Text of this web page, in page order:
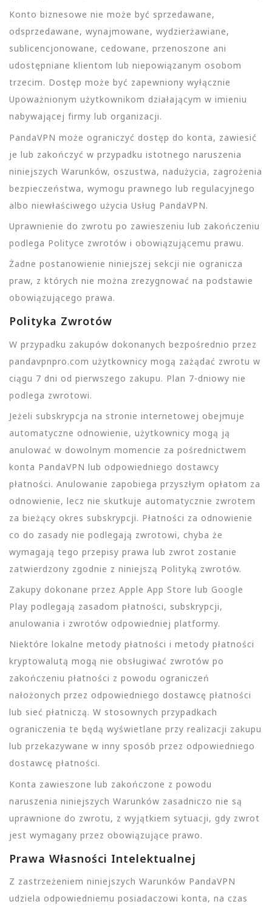
Konto biznesowe nie może być sprzedawane,
odsprzedawane, wynajmowane, wydzierżawiane,
sublicencjonowane, cedowane, przenoszone ani
udostępniane klientom lub niepowiązanym osobom
trzecim. Dostęp może być zapewniony wyłącznie
Upoważnionym użytkownikom działającym w imieniu
nabywającej firmy lub organizacji.
PandaVPN może ograniczyć dostęp do konta, zawiesić
je lub zakończyć w przypadku istotnego naruszenia
niniejszych Warunków, oszustwa, nadużycia, zagrożenia
bezpieczeństwa, wymogu prawnego lub regulacyjnego
albo niewłaściwego użycia Usług PandaVPN.
Uprawnienie do zwrotu po zawieszeniu lub zakończeniu
podlega Polityce zwrotów i obowiązującemu prawu.
Żadne postanowienie niniejszej sekcji nie ogranicza
praw, z których nie można zrezygnować na podstawie
obowiązującego prawa.
Polityka Zwrotów
W przypadku zakupów dokonanych bezpośrednio przez
pandavpnpro.com użytkownicy mogą zażądać zwrotu w
ciągu 7 dni od pierwszego zakupu. Plan 7-dniowy nie
podlega zwrotowi.
Jeżeli subskrypcja na stronie internetowej obejmuje
automatyczne odnowienie, użytkownicy mogą ją
anulować w dowolnym momencie za pośrednictwem
konta PandaVPN lub odpowiedniego dostawcy
płatności. Anulowanie zapobiega przyszłym opłatom za
odnowienie, lecz nie skutkuje automatycznie zwrotem
za bieżący okres subskrypcji. Płatności za odnowienie
co do zasady nie podlegają zwrotowi, chyba że
wymagają tego przepisy prawa lub zwrot zostanie
zatwierdzony zgodnie z niniejszą Polityką zwrotów.
Zakupy dokonane przez Apple App Store lub Google
Play podlegają zasadom płatności, subskrypcji,
anulowania i zwrotów odpowiedniej platformy.
Niektóre lokalne metody płatności i metody płatności
kryptowalutą mogą nie obsługiwać zwrotów po
zakończeniu płatności z powodu ograniczeń
nałożonych przez odpowiedniego dostawcę płatności
lub sieć płatniczą. W stosownych przypadkach
ograniczenia te będą wyświetlane przy realizacji zakupu
lub przekazywane w inny sposób przez odpowiedniego
dostawcę płatności.
Konta zawieszone lub zakończone z powodu
naruszenia niniejszych Warunków zasadniczo nie są
uprawnione do zwrotu, z wyjątkiem sytuacji, gdy zwrot
jest wymagany przez obowiązujące prawo.
Prawa Własności Intelektualnej
Z zastrzeżeniem niniejszych Warunków PandaVPN
udziela odpowiedniemu posiadaczowi konta, na czas